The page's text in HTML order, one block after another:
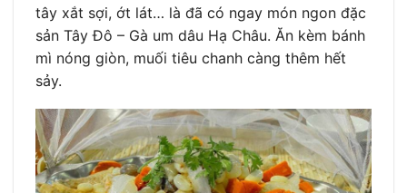
tây xắt sợi, ớt lát… là đã có ngay món ngon đặc
sản Tây Đô – Gà um dâu Hạ Châu. Ăn kèm bánh
mì nóng giòn, muối tiêu chanh càng thêm hết
sảy.